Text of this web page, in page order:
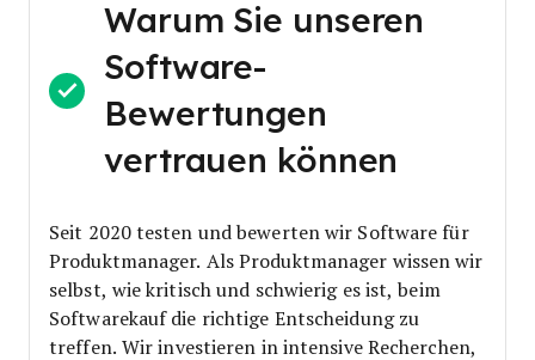
Warum Sie unseren
Software-
Bewertungen
vertrauen können
Seit 2020 testen und bewerten wir Software für
Produktmanager. Als Produktmanager wissen wir
selbst, wie kritisch und schwierig es ist, beim
Softwarekauf die richtige Entscheidung zu
treffen. Wir investieren in intensive Recherchen,